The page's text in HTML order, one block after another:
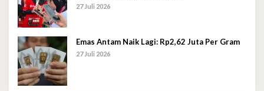
27 Juli 2026
Emas Antam Naik Lagi: Rp2,62 Juta Per Gram
27 Juli 2026